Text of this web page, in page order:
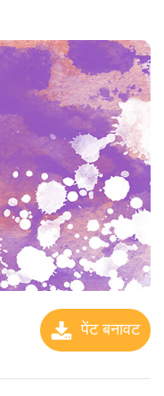
पेंट बनावट